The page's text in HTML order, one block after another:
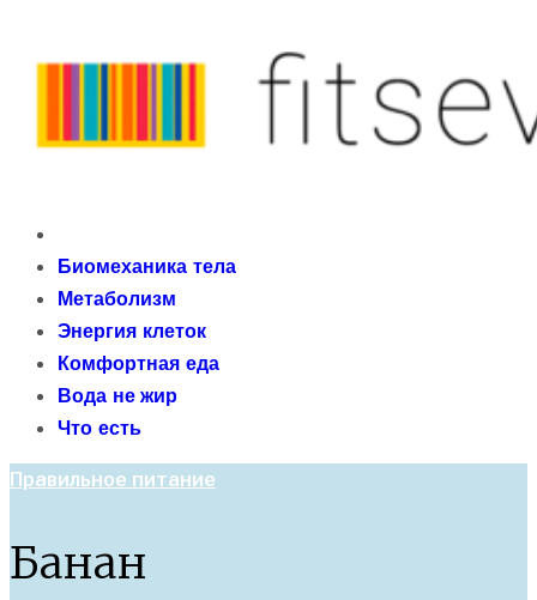
сайт о метаболизме и энергетической адаптации
организма после 40 лет
Primary
MenuБиомеханика тела
Метаболизм
Энергия клеток
Комфортная еда
Вода не жир
Что есть
Правильное питание
Банан